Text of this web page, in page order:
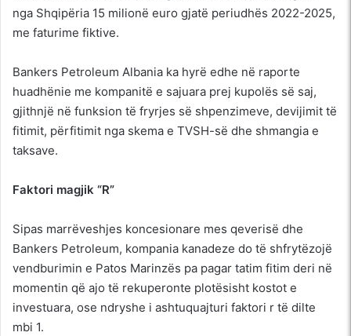
nga Shqipëria 15 milionë euro gjatë periudhës 2022-2025,
me faturime fiktive.
Bankers Petroleum Albania ka hyrë edhe në raporte
huadhënie me kompanitë e sajuara prej kupolës së saj,
gjithnjë në funksion të fryrjes së shpenzimeve, devijimit të
fitimit, përfitimit nga skema e TVSH-së dhe shmangia e
taksave.
Faktori magjik “R”
Sipas marrëveshjes koncesionare mes qeverisë dhe
Bankers Petroleum, kompania kanadeze do të shfrytëzojë
vendburimin e Patos Marinzës pa pagar tatim fitim deri në
momentin që ajo të rekuperonte plotësisht kostot e
investuara, ose ndryshe i ashtuquajturi faktori r të dilte
mbi 1.